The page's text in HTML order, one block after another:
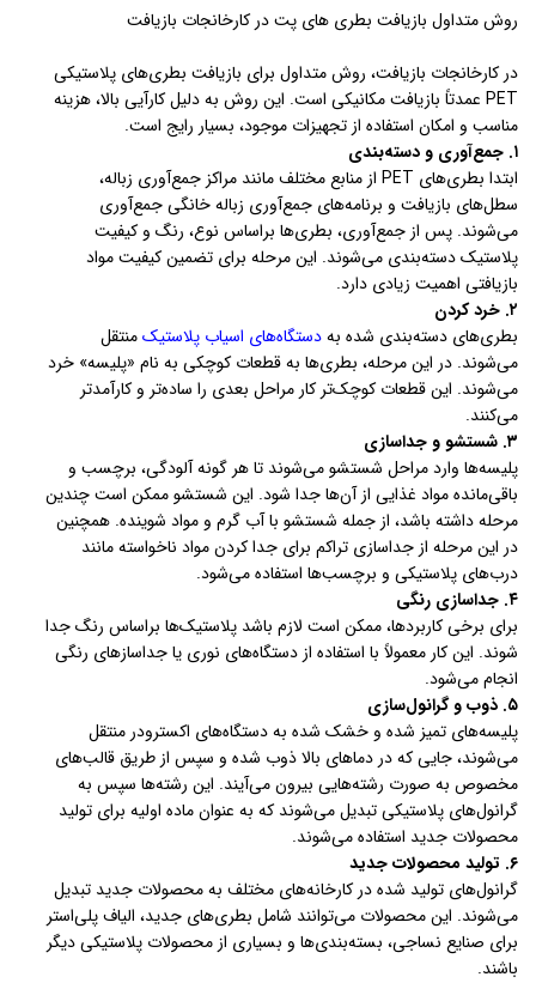
روش متداول بازیافت بطری های پت در کارخانجات بازیافت
در کارخانجات بازیافت، روش متداول برای بازیافت بطری‌های پلاستیکی
PET عمدتاً بازیافت مکانیکی است. این روش به دلیل کارآیی بالا، هزینه
مناسب و امکان استفاده از تجهیزات موجود، بسیار رایج است.
۱. جمع‌آوری و دسته‌بندی
ابتدا بطری‌های PET از منابع مختلف مانند مراکز جمع‌آوری زباله،
سطل‌های بازیافت و برنامه‌های جمع‌آوری زباله خانگی جمع‌آوری
می‌شوند. پس از جمع‌آوری، بطری‌ها براساس نوع، رنگ و کیفیت
پلاستیک دسته‌بندی می‌شوند. این مرحله برای تضمین کیفیت مواد
بازیافتی اهمیت زیادی دارد.
۲. خرد کردن
بطری‌های دسته‌بندی شده بهدستگاه‌های اسیاب پلاستیکمنتقل
می‌شوند. در این مرحله، بطری‌ها به قطعات کوچکی به نام «پلیسه» خرد
می‌شوند. این قطعات کوچک‌تر کار مراحل بعدی را ساده‌تر و کارآمدتر
می‌کنند.
۳. شستشو و جداسازی
پلیسه‌ها وارد مراحل شستشو می‌شوند تا هر گونه آلودگی، برچسب و
باقی‌مانده مواد غذایی از آن‌ها جدا شود. این شستشو ممکن است چندین
مرحله داشته باشد، از جمله شستشو با آب گرم و مواد شوینده. همچنین
در این مرحله از جداسازی تراکم برای جدا کردن مواد ناخواسته مانند
درب‌های پلاستیکی و برچسب‌ها استفاده می‌شود.
۴. جداسازی رنگی
برای برخی کاربردها، ممکن است لازم باشد پلاستیک‌ها براساس رنگ جدا
شوند. این کار معمولاً با استفاده از دستگاه‌های نوری یا جداسازهای رنگی
انجام می‌شود.
۵. ذوب و گرانول‌سازی
پلیسه‌های تمیز شده و خشک شده به دستگاه‌های اکسترودر منتقل
می‌شوند، جایی که در دماهای بالا ذوب شده و سپس از طریق قالب‌های
مخصوص به صورت رشته‌هایی بیرون می‌آیند. این رشته‌ها سپس به
گرانول‌های پلاستیکی تبدیل می‌شوند که به عنوان ماده اولیه برای تولید
محصولات جدید استفاده می‌شوند.
۶. تولید محصولات جدید
گرانول‌های تولید شده در کارخانه‌های مختلف به محصولات جدید تبدیل
می‌شوند. این محصولات می‌توانند شامل بطری‌های جدید، الیاف پلی‌استر
برای صنایع نساجی، بسته‌بندی‌ها و بسیاری از محصولات پلاستیکی دیگر
باشند.